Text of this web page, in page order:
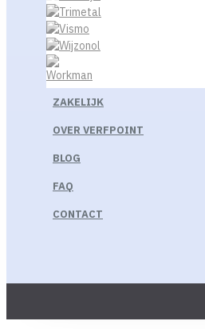
ZAKELIJK
OVER VERFPOINT
BLOG
FAQ
CONTACT